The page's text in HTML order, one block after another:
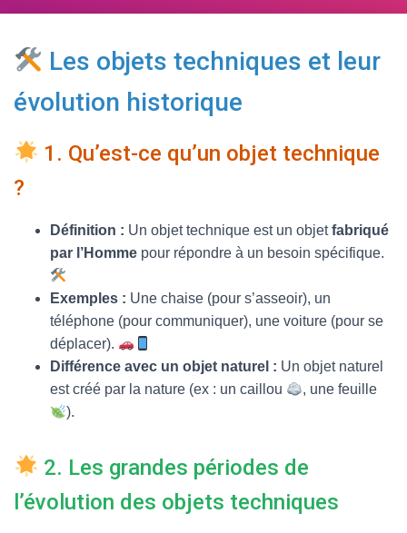
V
O
Les objets techniques et leur
évolution historique
1. Qu’est-ce qu’un objet technique
?
Définition : Un objet technique est un objetfabriqué
par l’Homme pour répondre à un besoin spécifique.
Exemples : Une chaise (pour s’asseoir), un
téléphone (pour communiquer), une voiture (pour se
déplacer).
Différence avec un objet naturel : Un objet naturel
est créé par la nature (ex : un caillou
, une feuille
).
2. Les grandes périodes de
l’évolution des objets techniques